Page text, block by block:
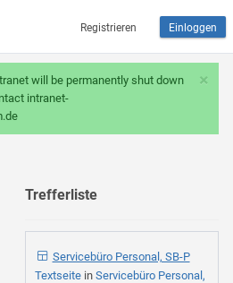
Registrieren Einloggen
×
will be permanently shut down
intranet-
Trefferliste
Servicebüro Personal, SB-P
Textseite in Servicebüro Personal,